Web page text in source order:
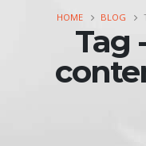
HOME BLOG
Tag